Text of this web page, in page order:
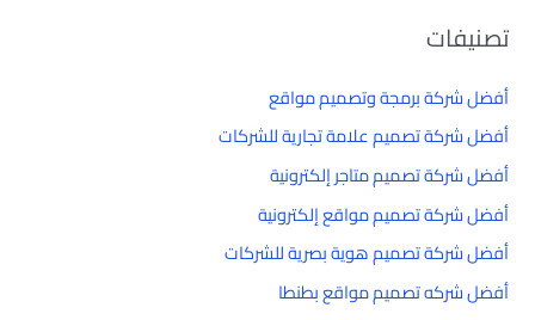
تصنيفات
أفضل شركة برمجة وتصميم مواقع
أفضل شركة تصميم علامة تجارية للشركات
أفضل شركة تصميم متاجر إلكترونية
أفضل شركة تصميم مواقع إلكترونية
أفضل شركة تصميم هوية بصرية للشركات
أفضل شركه تصميم مواقع بطنطا